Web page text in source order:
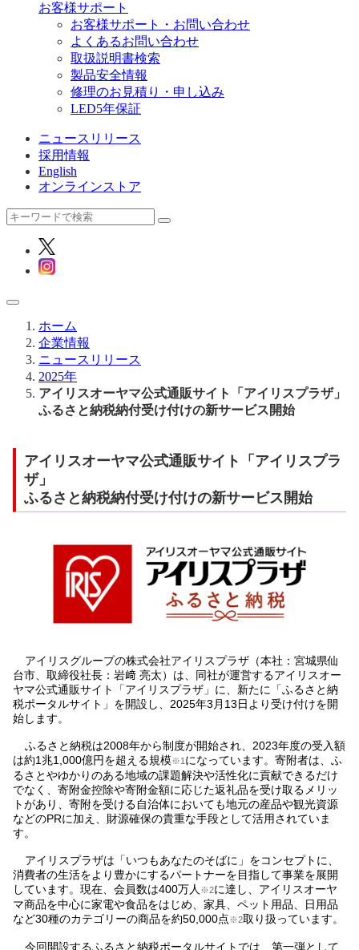
お客様サポート
お客様サポート・お問い合わせ
よくあるお問い合わせ
取扱説明書検索
製品安全情報
修理のお見積り・申し込み
LED5年保証
ニュースリリース
採用情報
English
オンラインストア
ホーム
企業情報
ニュースリリース
2025年
アイリスオーヤマ公式通販サイト「アイリスプラザ」
ふるさと納税納付受け付けの新サービス開始
アイリスオーヤマ公式通販サイト「アイリスプラ
ザ」
ふるさと納税納付受け付けの新サービス開始
アイリスグループの株式会社アイリスプラザ（本社：宮城県仙
台市、取締役社長：岩﨑 亮太）は、同社が運営するアイリスオー
ヤマ公式通販サイト「アイリスプラザ」に、新たに「ふるさと納
税ポータルサイト」を開設し、2025年3月13日より受け付けを開
始します。
ふるさと納税は2008年から制度が開始され、2023年度の受入額
は約1兆1,000億円を超える規模※1 になっています。寄附者は、ふ
るさとやゆかりのある地域の課題解決や活性化に貢献できるだけ
でなく、寄附金控除や寄附金額に応じた返礼品を受け取るメリッ
トがあり、寄附を受ける自治体においても地元の産品や観光資源
などのPRに加え、財源確保の貴重な手段として活用されていま
す。
アイリスプラザは「いつもあなたのそばに」をコンセプトに、
消費者の生活をより豊かにするパートナーを目指して事業を展開
しています。現在、会員数は400万人 ※2に達し、アイリスオーヤ
マ商品を中心に家電や食品をはじめ、家具、ペット用品、日用品
など30種のカテゴリーの商品を約50,000点※2取り扱っています。
今回開設するふるさと納税ポータルサイトでは、第一弾として